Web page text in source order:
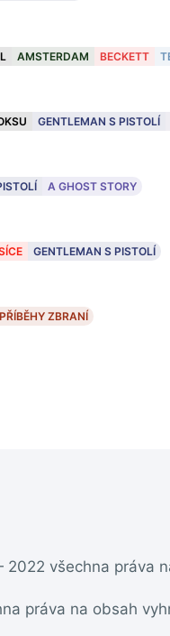
AMSTERDAM BECKETT
GENTLEMAN S PISTOLÍ
A GHOST STORY
GENTLEMAN S PISTOLÍ
PŘÍBĚHY ZBRANÍ
všechna práva
práva na obsah